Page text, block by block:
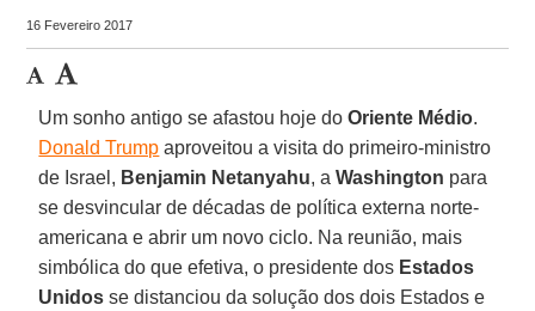
16 Fevereiro 2017
Um sonho antigo se afastou hoje doOriente Médio.
Donald Trump aproveitou a visita do primeiro-ministro
de Israel, Benjamin Netanyahu, aWashington para
se desvincular de décadas de política externa norte-
americana e abrir um novo ciclo. Na reunião, mais
simbólica do que efetiva, o presidente dos Estados
Unidos se distanciou da solução dos dois Estados e